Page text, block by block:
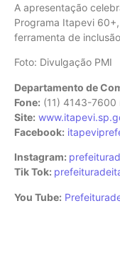
A apresentação
Programa Itapevi
ferramenta de
Foto: Divulgação PMI
Departamento de
Fone: (11) 4143-7600
Site:
Facebook:
Instagram:
Tik Tok:
You Tube: